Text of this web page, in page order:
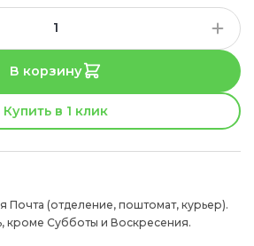
В корзину
Купить в 1 клик
Почта (отделение, поштомат, курьер).
кроме Субботы и Воскресения.